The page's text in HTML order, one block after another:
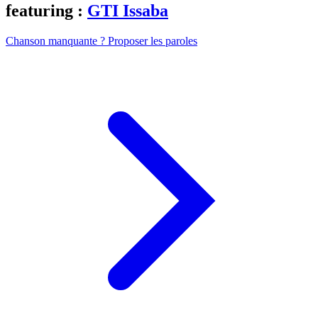
featuring : GTI Issaba
Chanson manquante ? Proposer les paroles